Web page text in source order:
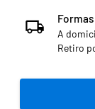
A
Retiro